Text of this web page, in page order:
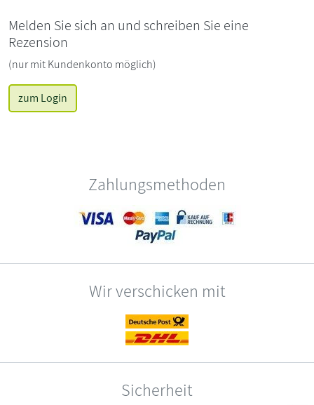
Melden Sie sich an und schreiben Sie eine
Rezension
(nur mit Kundenkonto möglich)
zum Login
Zahlungsmethoden
Wir verschicken mit
Sicherheit